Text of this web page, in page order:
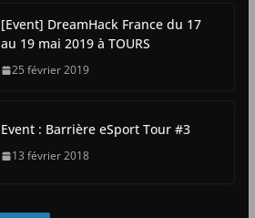
[Event] DreamHack France du 17
au 19 mai 2019 à TOURS
25 février 2019
Event : Barrière eSport Tour #3
13 février 2018